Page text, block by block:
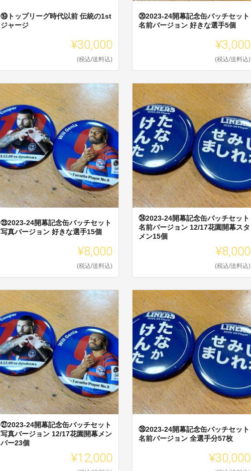
⑲トップリーグ時代以前 伝統の1st
ジャージ
¥30,000
(税込/送料込)
⑳2023-24開幕記念缶バッチセット
名前バージョン 好きな選手5個
¥3,000
(税込/送料込)
㉓2023-24開幕記念缶バッチセット
写真バージョン 好きな選手15個
¥8,000
(税込/送料込)
㉔2023-24開幕記念缶バッチセット
名前バージョン 12/17花園開幕スタ
メン15個
¥8,000
(税込/送料込)
㉗2023-24開幕記念缶バッチセット
写真バージョン 12/17花園開幕メン
バー23個
¥12,000
㉘2023-24開幕記念缶バッチセット
名前バージョン 全選手分57枚
¥30,000